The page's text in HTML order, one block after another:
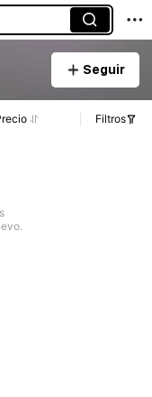
Seguir
Filtros